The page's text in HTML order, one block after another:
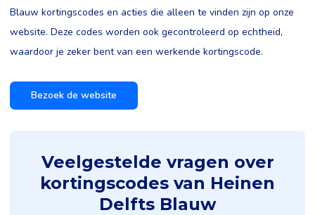
Blauw kortingscodes en acties die alleen te vinden zijn op onze
website. Deze codes worden ook gecontroleerd op echtheid,
waardoor je zeker bent van een werkende kortingscode.
Bezoek de website
Veelgestelde vragen over
kortingscodes van Heinen
Delfts Blauw